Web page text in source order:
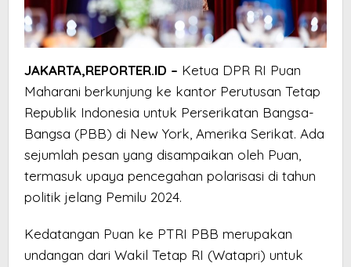
JAKARTA,REPORTER.ID – Ketua DPR RI Puan
Maharani berkunjung ke kantor Perutusan Tetap
Republik Indonesia untuk Perserikatan Bangsa-
Bangsa (PBB) di New York, Amerika Serikat. Ada
sejumlah pesan yang disampaikan oleh Puan,
termasuk upaya pencegahan polarisasi di tahun
politik jelang Pemilu 2024.
Kedatangan Puan ke PTRI PBB merupakan
undangan dari Wakil Tetap RI (Watapri) untuk